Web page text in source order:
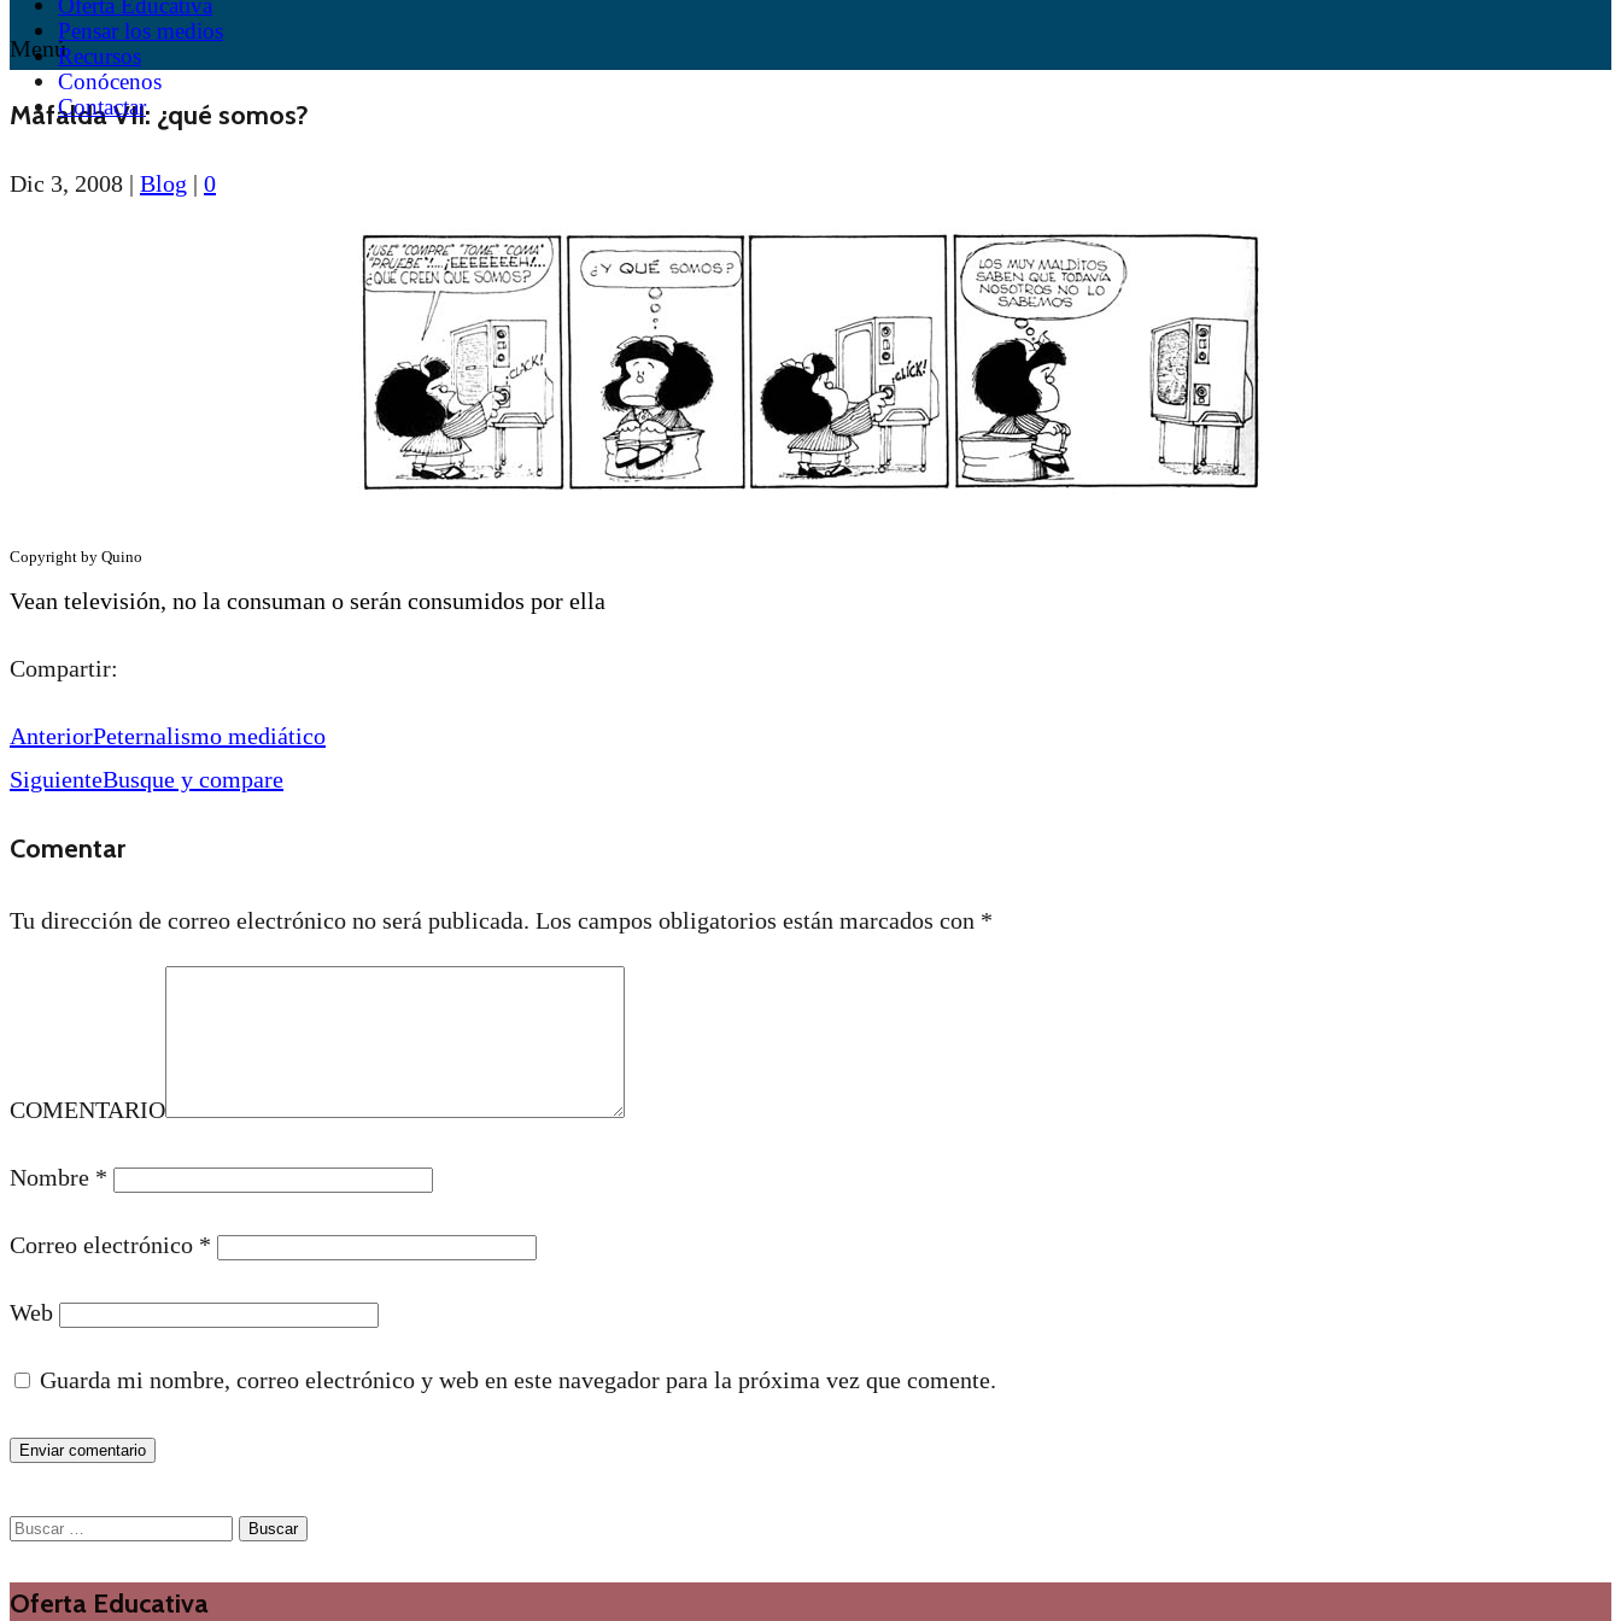
Pensar los medios
Recursos
Conócenos
Contactar
Menú
Mafalda VII: ¿qué somos?
Dic 3, 2008 | Blog | 0
Copyright by Quino
Vean televisión, no la consuman o serán consumidos por ella
Compartir:
AnteriorPeternalismo mediático
SiguienteBusque y compare
Comentar
Tu dirección de correo electrónico no será publicada. Los campos obligatorios están marcados con *
COMENTARIO
Nombre *
Correo electrónico *
Web
Guarda mi nombre, correo electrónico y web en este navegador para la próxima vez que comente.
Buscar:
Oferta Educativa